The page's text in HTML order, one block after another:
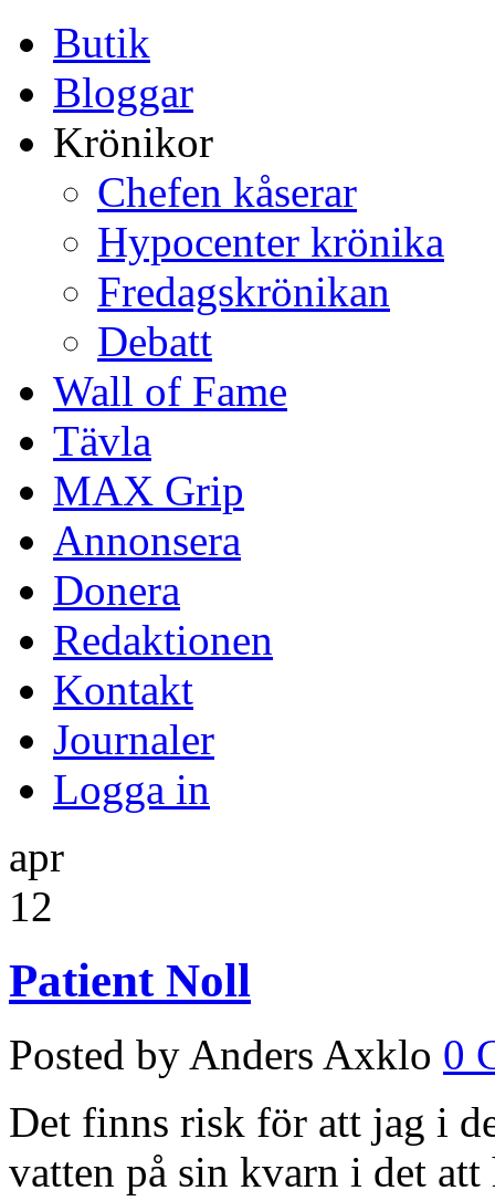
Butik
Bloggar
Krönikor
Chefen kåserar
Hypocenter krönika
Fredagskrönikan
Debatt
Wall of Fame
Tävla
MAX Grip
Annonsera
Donera
Redaktionen
Kontakt
Journaler
Logga in
apr
12
Patient Noll
Posted by Anders Axklo 0
Det finns risk för att jag i
vatten på sin kvarn i det